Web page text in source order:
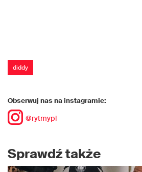
diddy
Obserwuj nas na instagramie:
@rytmypl
Sprawdź także